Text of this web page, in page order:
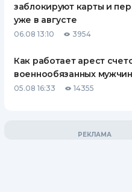
заблокируют карты и
уже в августе
06.08 13:10 3954
Как работает арест
военнообязанных мужчин
05.08 16:33 14355